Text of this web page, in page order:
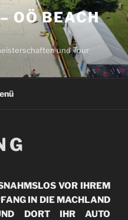
OÖ BEACH
und Tour
VOR IHREM
IN DIE MACHLAND
DORT IHR AUTO